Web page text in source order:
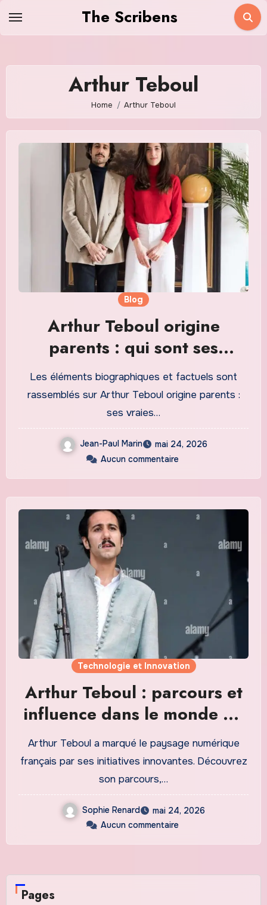
The Scribens
Arthur Teboul
Home Arthur Teboul
Blog
Arthur Teboul origine
parents : qui sont ses
proches ?
Les éléments biographiques et factuels sont
rassemblés sur Arthur Teboul origine parents :
ses vraies…
Jean-Paul Marin
mai 24, 2026
Aucun commentaire
Technologie et Innovation
Arthur Teboul : parcours et
influence dans le monde du
numérique
Arthur Teboul a marqué le paysage numérique
français par ses initiatives innovantes. Découvrez
son parcours,…
Sophie Renard
mai 24, 2026
Aucun commentaire
Pages